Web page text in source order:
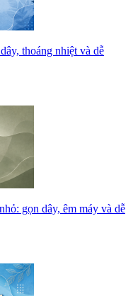
thoáng nhiệt và dễ
gọn dây, êm máy và dễ